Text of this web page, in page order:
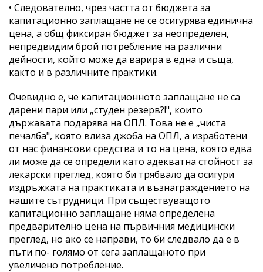
• Следователно, чрез частта от бюджета за
капитационно заплащане не се осигурява единична
цена, а общ фиксиран бюджет за неопределен,
непредвидим брой потребление на различни
дейности, който може да варира в една и съща,
както и в различните практики.
Очевидно е, че капитационното заплащане не са
дарени пари или „студен резерв?!", които
държавата подарява на ОПЛ. Това не е „чиста
печалба", която влиза джоба на ОПЛ, а изработени
от нас финансови средства и то на цена, която едва
ли може да се определи като адекватна стойност за
лекарски преглед, която би трябвало да осигури
издръжката на практиката и възнаграждението на
нашите сътрудници. При съществуващото
капитационно заплащане няма определена
предварително цена на първичния медицински
преглед, но ако се направи, то би следвало да е в
пъти по- голямо от сега заплащаното при
увеличено потребление.